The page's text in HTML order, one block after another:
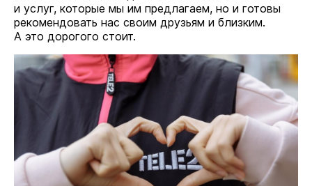
и услуг, которые мы им предлагаем, но и готовы
рекомендовать нас своим друзьям и близким.
А это дорогого стоит.